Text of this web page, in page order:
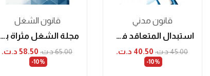
قانون الشغل
مجلة الشغل مثراة بفقه قضاء محكمة التعقيب...
65.00 د.ت.‏ 58.50 د.ت.‏
‎-10%
قانون مدني
استبدال المتعاقد في المادّة المدنيّة
45.00 د.ت.‏ 40.50 د.ت.‏
‎-10%